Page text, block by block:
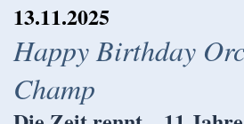
13.11.2025
Happy Birthday
Champ